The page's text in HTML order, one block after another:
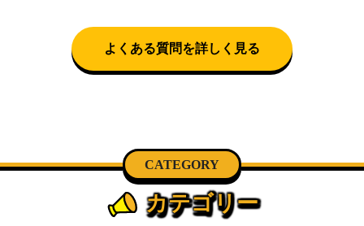
話にて日時決定に関するご連絡をさせて頂きます。
よくある質問を詳しく見る
CATEGORY
カテゴリー